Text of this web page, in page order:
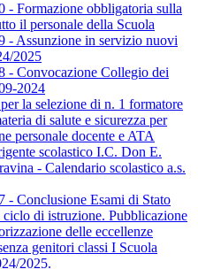
- Formazione obbligatoria sulla
il personale della Scuola
- Assunzione in servizio nuovi
2025
- Convocazione Collegio dei
2024
la selezione di n. 1 formatore
di salute e sicurezza per
personale docente e ATA
scolastico I.C. Don E.
- Calendario scolastico a.s.
- Conclusione Esami di Stato
di istruzione. Pubblicazione
delle eccellenze
genitori classi I Scuola
2025.